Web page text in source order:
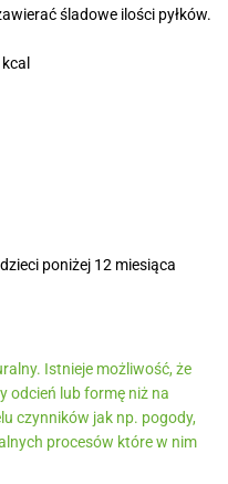
śladowe ilości pyłków.
poniżej 12 miesiąca
Istnieje możliwość, że
odcień lub formę niż na
czynników jak np. pogody,
procesów które w nim